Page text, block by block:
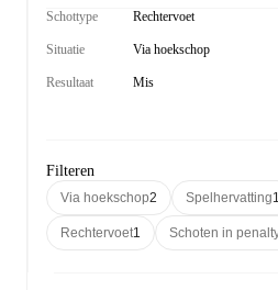
Schottype Rechtervoet
Situatie Via hoekschop
Resultaat Mis
Filteren
Via hoekschop2 Spelhervatting1
Rechtervoet1 Schoten in